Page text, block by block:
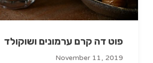
פוט דה קרם ערמונים ושוקולד
November 11, 2019